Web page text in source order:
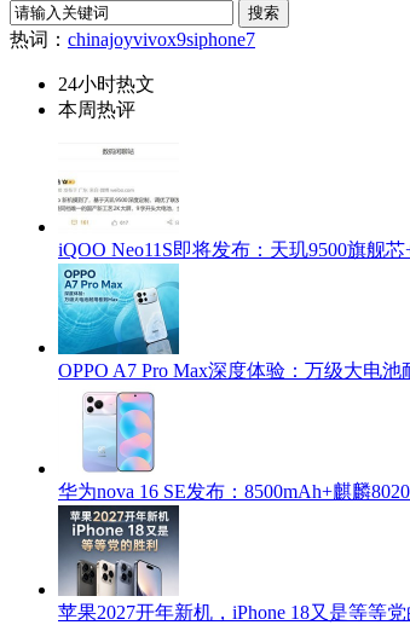
热词： chinajoyvivox9siphone7
24小时热文
本周热评
iQOO Neo11S即将发布：天玑9500旗舰
OPPO A7 Pro Max深度体验：万级大电池
华为nova 16 SE发布：8500mAh+麒麟
苹果2027开年新机，iPhone 18又是等等党